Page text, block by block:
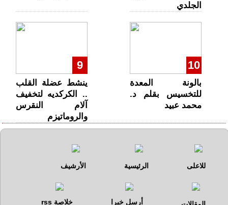
الجلدي
9
ينشط عضلة القلب
.. الكركديه لتخفيف
آلام النقرس
والروماتيزم
10
بالونة المعدة
للتخسيس بقلم د.
محمد عبيد
للاعلى الرئيسية الأرشيف
أرسل خبرا خلاصة rss